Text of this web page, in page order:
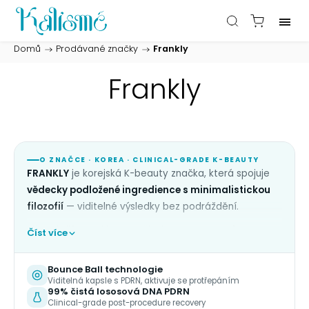
Domů / Prodávané značky / Frankly
Frankly
O ZNAČCE · KOREA · CLINICAL-GRADE K-BEAUTY
FRANKLY je korejská K-beauty značka, která spojuje
vědecky podložené ingredience s minimalistickou
filozofií — viditelné výsledky bez podráždění.
Klíčový diferenciátor značky je
zregenerovat se po mikrojehlickování, peelech,
retinolu nebo dermatologických zákrocích. Hero
technologií je99% čistá lososová DNA PDRN
Číst více
Bounce Ball technologie
Viditelná kapsle s PDRN, aktivuje se protřepáním
99% čistá lososová DNA PDRN
Clinical-grade post-procedure recovery